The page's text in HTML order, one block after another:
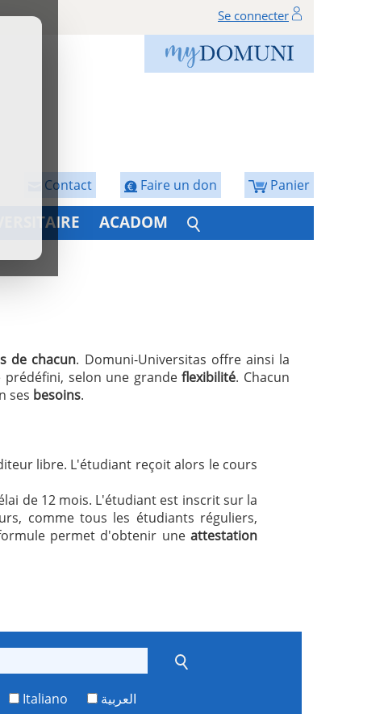
Se connecter
Panier
Faire un don
Contact
ACADOM
de chacun. Domuni-Universitas offre ainsi la
prédéfini, selon une grandeflexibilité. Chacun
ses besoins.
libre. L'étudiant reçoit alors le cours
de 12 mois. L'étudiant est inscrit sur la
comme tous les étudiants réguliers,
permet d'obtenir uneattestation
Italiano العربية